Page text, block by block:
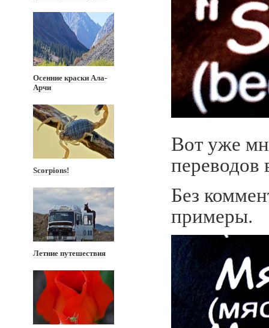
Осенние краски Ала-
Арчи
Scorpions!
Летние путешествия
Вот уже
Без
примеры.